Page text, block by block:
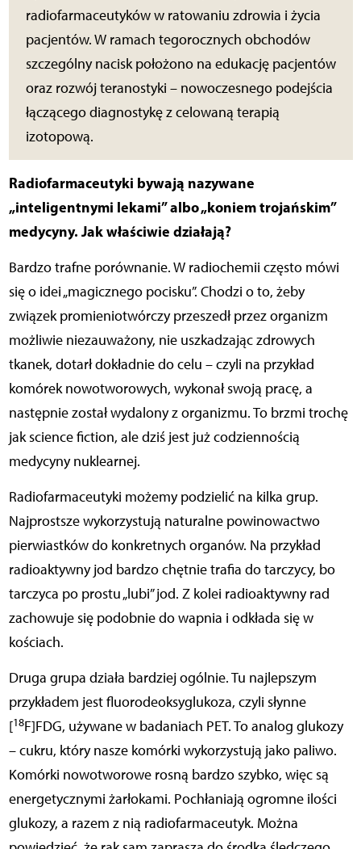
radiofarmaceutyków w ratowaniu zdrowia i życia
pacjentów. W ramach tegorocznych obchodów
szczególny nacisk położono na edukację pacjentów
oraz rozwój teranostyki – nowoczesnego podejścia
łączącego diagnostykę z celowaną terapią
izotopową.
Radiofarmaceutyki bywają nazywane
„inteligentnymi lekami” albo „koniem trojańskim”
medycyny. Jak właściwie działają?
Bardzo trafne porównanie. W radiochemii często mówi
się o idei „magicznego pocisku”. Chodzi o to, żeby
związek promieniotwórczy przeszedł przez organizm
możliwie niezauważony, nie uszkadzając zdrowych
tkanek, dotarł dokładnie do celu – czyli na przykład
komórek nowotworowych, wykonał swoją pracę, a
następnie został wydalony z organizmu. To brzmi trochę
jak science fiction, ale dziś jest już codziennością
medycyny nuklearnej.
Radiofarmaceutyki możemy podzielić na kilka grup.
Najprostsze wykorzystują naturalne powinowactwo
pierwiastków do konkretnych organów. Na przykład
radioaktywny jod bardzo chętnie trafia do tarczycy, bo
tarczyca po prostu „lubi” jod. Z kolei radioaktywny rad
zachowuje się podobnie do wapnia i odkłada się w
kościach.
Druga grupa działa bardziej ogólnie. Tu najlepszym
przykładem jest fluorodeoksyglukoza, czyli słynne
[18F]FDG, używane w badaniach PET. To analog glukozy
– cukru, który nasze komórki wykorzystują jako paliwo.
Komórki nowotworowe rosną bardzo szybko, więc są
energetycznymi żarłokami. Pochłaniają ogromne ilości
glukozy, a razem z nią radiofarmaceutyk. Można